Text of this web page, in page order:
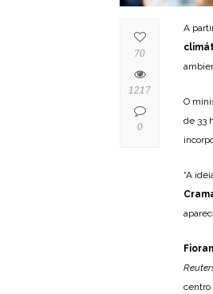
A
O
de 33
“A
centro
70
1217
0